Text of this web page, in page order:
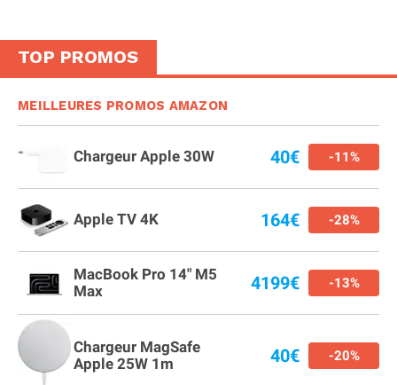
TOP PROMOS
MEILLEURES PROMOS AMAZON
Chargeur Apple 30W 40€ -11%
Apple TV 4K 164€ -28%
MacBook Pro 14" M5
Max
4199€ -13%
Chargeur MagSafe
Apple 25W 1m
40€ -20%